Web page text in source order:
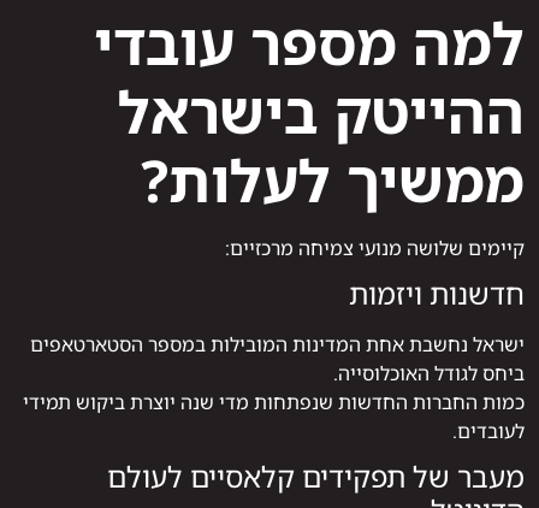
למה מספר עובדי
ההייטק בישראל
ממשיך לעלות?
קיימים שלושה מנועי צמיחה מרכזיים:
חדשנות ויזמות
ישראל נחשבת אחת המדינות המובילות במספר הסטארטאפים
ביחס לגודל האוכלוסייה.
כמות החברות החדשות שנפתחות מדי שנה יוצרת ביקוש תמידי
לעובדים.
מעבר של תפקידים קלאסיים לעולם